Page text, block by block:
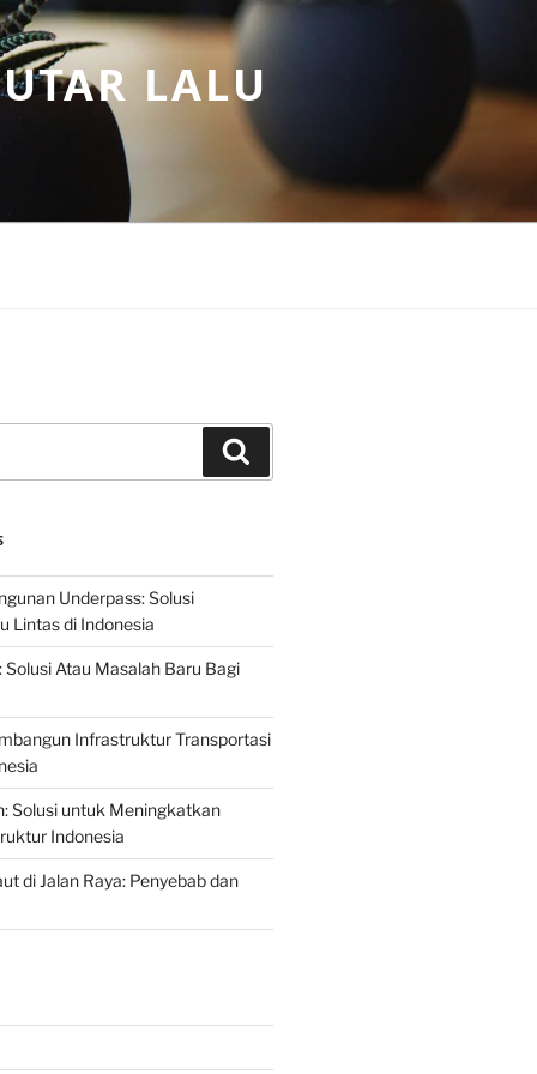
LALU
Underpass: Solusi
Lintas di Indonesia
Solusi Atau Masalah Baru Bagi
Infrastruktur Transportasi
Solusi untuk Meningkatkan
Indonesia
di Jalan Raya: Penyebab dan